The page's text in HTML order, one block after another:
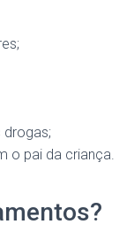
o pai da criança.